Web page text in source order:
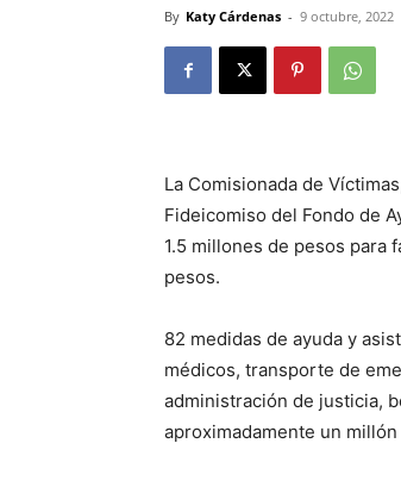
By Katy Cárdenas - 9 octubre, 2022
La Comisionada de
Fideicomiso del Fondo de
1.5 millones de pesos para
pesos.
82 medidas de ayuda y
médicos, transporte de
administración de justicia,
aproximadamente un